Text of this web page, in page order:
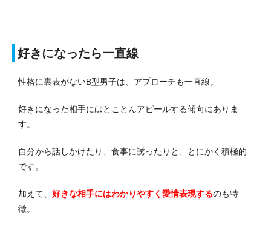
好きになったら一直線
性格に裏表がないB型男子は、アプローチも一直線。
好きになった相手にはとことんアピールする傾向にありま
す。
自分から話しかけたり、食事に誘ったりと、とにかく積極的
です。
加えて、 好きな相手にはわかりやすく愛情表現するのも特
徴。